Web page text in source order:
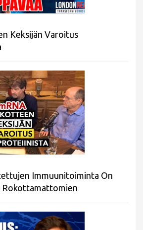
Keksijän Varoitus
Immuunitoiminta On
Rokottamattomien